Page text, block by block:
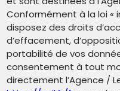
Conformément à la loi «
disposez des droits
d’effacement,
portabilité de vos
consentement à tout
directement l’Agence /